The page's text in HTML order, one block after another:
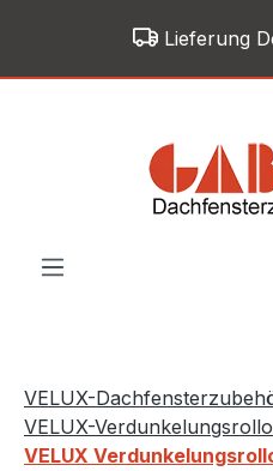
Zum Hauptinhalt springen
Lieferung
VELUX-
VELUX-Verdunkelungsrollo
VELUX